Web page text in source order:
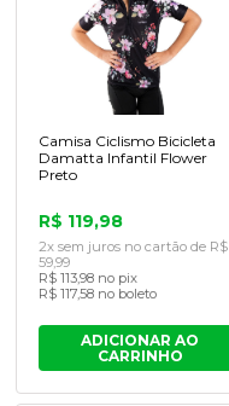
Camisa Ciclismo Bicicleta
Damatta Infantil Flower
Preto
R$ 119,98
2x sem juros no cartão de R$
59,99
R$ 113,98 no pix
R$ 117,58 no boleto
ADICIONAR AO
CARRINHO